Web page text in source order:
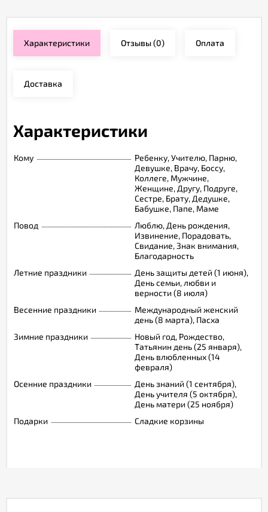
Характеристики Отзывы(0) Оплата
Доставка
Характеристики
Кому
Ребенку, Учителю, Парню,
Девушке, Врачу, Боссу,
Коллеге, Мужчине,
Женщине, Другу, Подруге,
Сестре, Брату, Дедушке,
Бабушке, Папе, Маме
Повод
Люблю, День рождения,
Извинение, Порадовать,
Свидание, Знак внимания,
Благодарность
Летние праздники
День защиты детей (1 июня),
День семьи, любви и
верности (8 июля)
Весенние праздники
Международный женский
день (8 марта), Пасха
Зимние праздники
Новый год, Рождество,
Татьянин день (25 января),
День влюбленных (14
февраля)
Осенние праздники
День знаний (1 сентября),
День учителя (5 октября),
День матери (25 ноября)
Подарки
Сладкие корзины